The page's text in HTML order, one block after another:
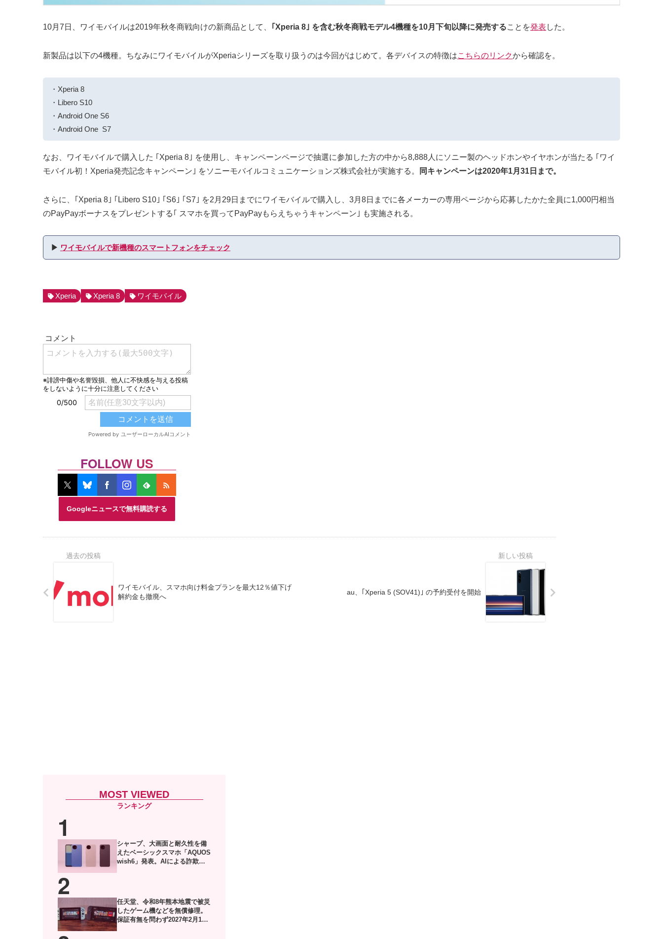
10月7日、ワイモバイルは2019年秋冬商戦向けの新商品として、 ｢Xperia 8｣ を含む秋冬商戦モデル4機種を10月下旬以降に発売することを発表 した。
新製品は以下の4機種。ちなみにワイモバイルがXperiaシリーズを取り扱うのは今回がはじめて。各デバイスの特徴はこちらのリンクから確認を。
・Xperia 8
・Libero S10
・Android One S6
・Android One S7
なお、ワイモバイルで購入した ｢Xperia 8｣ を使用し、キャンペーンページで抽選に参加した方の中から8,888人にソニー製のヘッドホンやイヤホンが当たる ｢ワイ
モバイル初！Xperia発売記念キャンペーン｣ をソニーモバイルコミュニケーションズ株式会社が実施する。
同キャンペーンは2020年1月31日まで。
さらに、｢Xperia 8｣ ｢Libero S10｣ ｢S6｣ ｢S7｣ を2月29日までにワイモバイルで購入し、3月8日までに各メーカーの専用ページから応募したかた全員に1,000円相当
のPayPayボーナスをプレゼントする｢ スマホを買ってPayPayもらえちゃうキャンペーン｣ も実施される。
▶︎ ワイモバイルで新機種のスマートフォンをチェック
Xperia Xperia 8 ワイモバイル
Googleニュースで無料購読する
FOLLOW US
ワイモバイル、スマホ向け料金プランを最大12％値下げ
解約金も撤廃へ
au、｢Xperia 5 (SOV41)｣ の予約受付を開始
MOST VIEWED
シャープ、大画面と耐久性を備
えたベーシックスマホ「AQUOS
wish6」発表。AIによる詐欺電
任天堂、令和8年熊本地震で被災
したゲーム機などを無償修理。
保証有無を問わず2027年2月1日